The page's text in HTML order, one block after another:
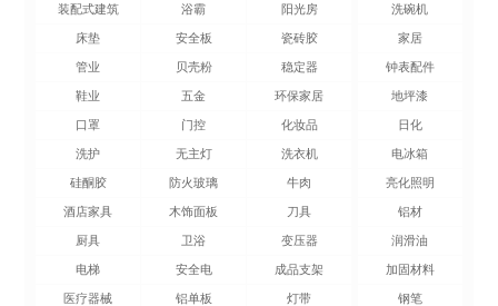
装配式建筑 浴霸 洗碗机
阳光房
床垫 安全板 家居
瓷砖胶
管业 贝壳粉 钟表配件
稳定器
鞋业 五金 地坪漆
环保家居
口罩 门控 日化
化妆品
洗护 无主灯 电冰箱
洗衣机
硅酮胶 防火玻璃 亮化照明
牛肉
酒店家具 木饰面板 铝材
刀具
厨具 卫浴 润滑油
变压器
电梯 安全电 加固材料
成品支架
医疗器械 铝单板 钢笔
灯带